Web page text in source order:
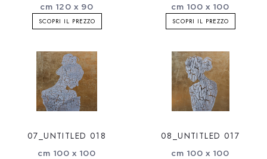
cm 120 x 90
SCOPRI IL PREZZO
cm 100 x 100
SCOPRI IL PREZZO
07_UNTITLED 018
cm 100 x 100
08_UNTITLED 017
cm 100 x 100